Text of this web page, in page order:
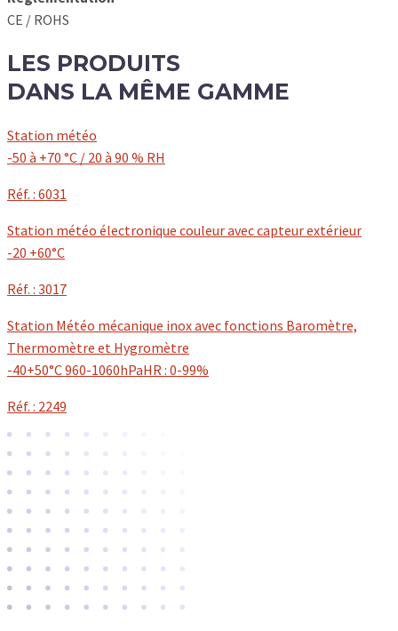
CE / ROHS
LES PRODUITS
DANS LA MÊME GAMME
Station météo
-50 à +70 °C / 20 à 90 % RH
Réf. : 6031
Station météo électronique couleur avec capteur extérieur
-20 +60°C
Réf. : 3017
Station Météo mécanique inox avec fonctions Baromètre,
Thermomètre et Hygromètre
-40+50°C 960-1060hPaHR : 0-99%
Réf. : 2249